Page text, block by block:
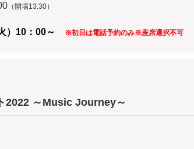
（開場13:30）
）10：00～ ※初日は電話予約のみ※座席選択不可
2022 ～Music Journey～